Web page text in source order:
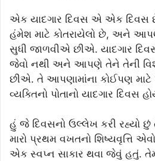
એક યાદગાર દિવસ એ એક દિવસ
હંમેશ માટે કોતરાયેલો છે, અને
સુધી જાળવીએ છીએ. યાદગાર
જેવો નથી અને આપણે તેને તેની
છીએ. તે આપણામાંના કોઈપણ માટે
વ્યક્તિનો પોતાનો યાદગાર
હું જે દિવસનો ઉલ્લેખ કરી રહ્યો
મારો પ્રથમ વખતનો શિષ્યવૃત્તિ
એક સ્વપ્ન સાકાર થવા જેવું હતું.